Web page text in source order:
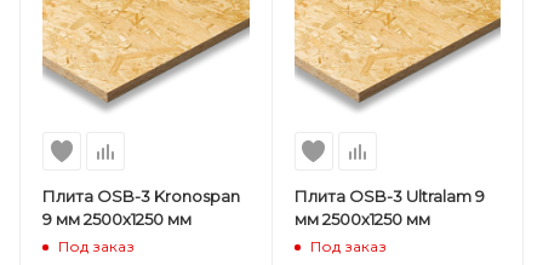
Плита OSB-3 Kronospan
9 мм 2500х1250 мм
Под заказ
Плита OSB-3 Ultralam 9
мм 2500х1250 мм
Под заказ